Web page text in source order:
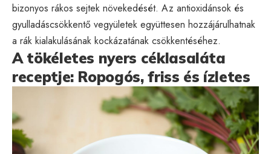
bizonyos rákos sejtek növekedését. Az antioxidánsok és
gyulladáscsökkentő vegyületek együttesen hozzájárulhatnak
a rák kialakulásának kockázatának csökkentéséhez.
A tökéletes nyers céklasaláta
receptje: Ropogós, friss és ízletes